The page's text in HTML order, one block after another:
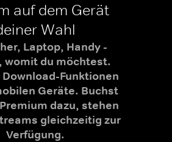
auf dem Gerät
Wahl
Laptop, Handy -
womit du möchtest.
Funktionen
Geräte. Buchst
dazu, stehen
gleichzeitig zur
Verfügung.